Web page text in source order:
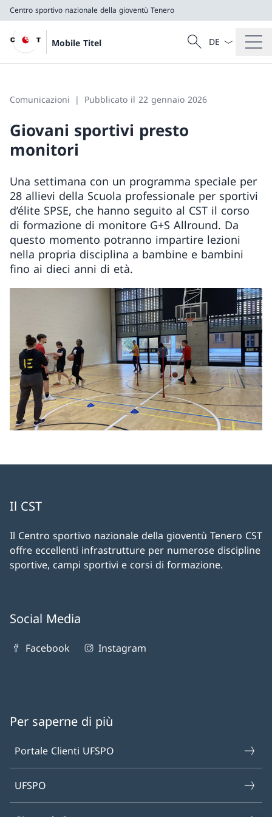
Centro sportivo nazionale della gioventù Tenero
Mobile Titel
Cercare
Ricerca
Dal menu a
Comunicazioni Pubblicato il 22 gennaio 2026
Giovani sportivi presto
monitori
Una settimana con un programma speciale per
28 allievi della Scuola professionale per sportivi
d’élite SPSE, che hanno seguito al CST il corso
di formazione di monitore G+S Allround. Da
questo momento potranno impartire lezioni
nella propria disciplina a bambine e bambini
fino ai dieci anni di età.
Il CST
Il Centro sportivo nazionale della gioventù Tenero CST
offre eccellenti infrastrutture per numerose discipline
sportive, campi sportivi e corsi di formazione.
Social Media
Facebook Instagram
Per saperne di più
Portale Clienti UFSPO
UFSPO